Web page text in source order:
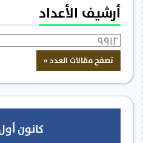
أرشيف الأعداد
كانون أول 2006